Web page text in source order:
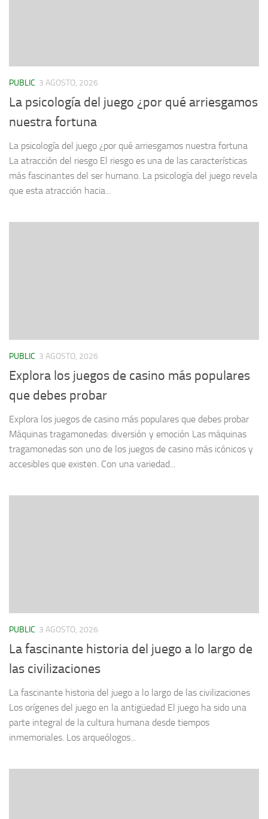
PUBLIC 3 AGOSTO, 2026
La psicología del juego ¿por qué arriesgamos
nuestra fortuna
La psicología del juego ¿por qué arriesgamos nuestra fortuna
La atracción del riesgo El riesgo es una de las características
más fascinantes del ser humano. La psicología del juego revela
que esta atracción hacia...
PUBLIC 3 AGOSTO, 2026
Explora los juegos de casino más populares
que debes probar
Explora los juegos de casino más populares que debes probar
Máquinas tragamonedas: diversión y emoción Las máquinas
tragamonedas son uno de los juegos de casino más icónicos y
accesibles que existen. Con una variedad...
PUBLIC 3 AGOSTO, 2026
La fascinante historia del juego a lo largo de
las civilizaciones
La fascinante historia del juego a lo largo de las civilizaciones
Los orígenes del juego en la antigüedad El juego ha sido una
parte integral de la cultura humana desde tiempos
inmemoriales. Los arqueólogos...